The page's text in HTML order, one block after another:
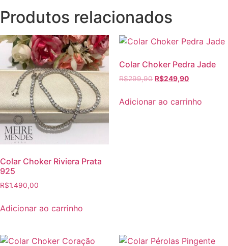
Produtos relacionados
Colar Choker Riviera Prata
925
R$1.490,00
Adicionar ao carrinho
Colar Choker Pedra Jade
R$299,90 R$249,90
Adicionar ao carrinho